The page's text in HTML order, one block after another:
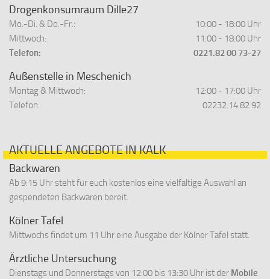
Drogenkonsumraum Dille27
Mo.-Di. & Do.-Fr.:
10:00 - 18:00 Uhr
Mittwoch:
11:00 - 18:00 Uhr
Telefon:
0221.82 00 73-27
Außenstelle in Meschenich
Montag & Mittwoch:
12:00 - 17:00 Uhr
Telefon:
02232.14 82 92
AKTUELLE ANGEBOTE IN KALK
Backwaren
Ab 9:15 Uhr steht für euch kostenlos eine vielfältige Auswahl an
gespendeten Backwaren bereit.
Kölner Tafel
Mittwochs findet um 11 Uhr eine Ausgabe der Kölner Tafel statt.
Ärztliche Untersuchung
Dienstags und Donnerstags von 12:00 bis 13:30 Uhr ist der Mobile